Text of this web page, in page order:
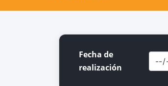
Fecha de
realización